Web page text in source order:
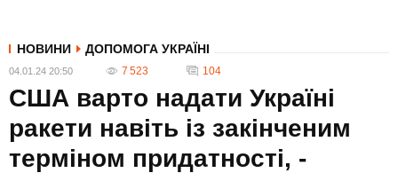
НОВИНИ ДОПОМОГА УКРАЇНІ
04.01.24 20:50 7 523 104
США варто надати Україні
ракети навіть із закінченим
терміном придатності, -